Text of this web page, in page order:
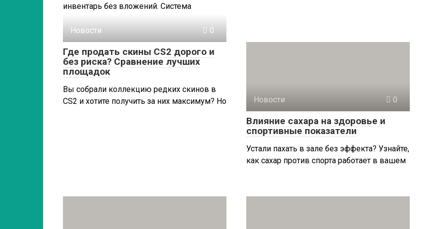
инвентарь без вложений. Система
Новости 0
Где продать скины CS2 дорого и
без риска? Сравнение лучших
площадок
Вы собрали коллекцию редких скинов в
CS2 и хотите получить за них максимум? Но
Новости 0
Влияние сахара на здоровье и
спортивные показатели
Устали пахать в зале без эффекта? Узнайте,
как сахар против спорта работает в вашем